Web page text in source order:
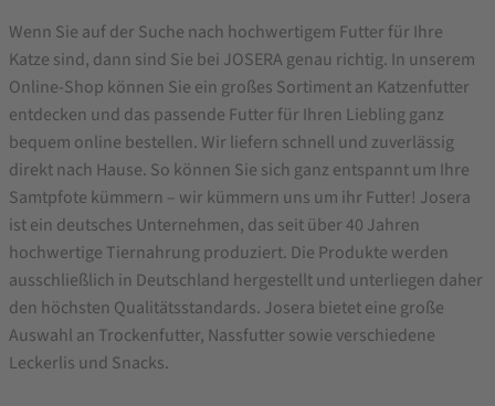
Wenn Sie auf der Suche nach hochwertigem Futter für Ihre
Katze sind, dann sind Sie bei JOSERA genau richtig. In unserem
Online-Shop können Sie ein großes Sortiment an Katzenfutter
entdecken und das passende Futter für Ihren Liebling ganz
bequem online bestellen. Wir liefern schnell und zuverlässig
direkt nach Hause. So können Sie sich ganz entspannt um Ihre
Samtpfote kümmern – wir kümmern uns um ihr Futter! Josera
ist ein deutsches Unternehmen, das seit über 40 Jahren
hochwertige Tiernahrung produziert. Die Produkte werden
ausschließlich in Deutschland hergestellt und unterliegen daher
den höchsten Qualitätsstandards. Josera bietet eine große
Auswahl an Trockenfutter, Nassfutter sowie verschiedene
Leckerlis und Snacks.